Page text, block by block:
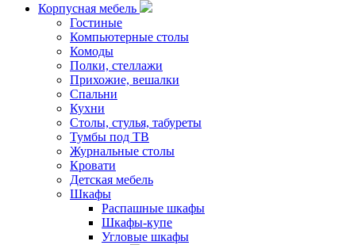
Корпусная мебель
Гостиные
Компьютерные столы
Комоды
Полки, стеллажи
Прихожие, вешалки
Спальни
Кухни
Столы, стулья, табуреты
Тумбы под ТВ
Журнальные столы
Кровати
Детская мебель
Шкафы
Распашные шкафы
Шкафы-купе
Угловые шкафы